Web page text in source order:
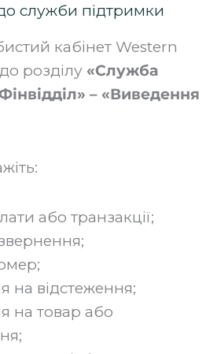
служби підтримки
кабінет Western
розділу «Служба
» – «Виведення
або транзакції;
на відстеження;
на товар або